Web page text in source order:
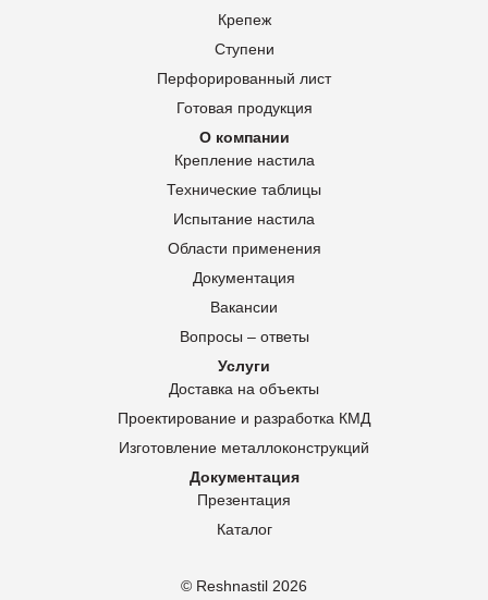
© Reshnastil 2026
Крепеж
Ступени
Перфорированный лист
Готовая продукция
О компании
Крепление настила
Технические таблицы
Испытание настила
Области применения
Документация
Вакансии
Вопросы – ответы
Услуги
Доставка на объекты
Проектирование и разработка КМД
Изготовление металлоконструкций
Документация
Презентация
Каталог